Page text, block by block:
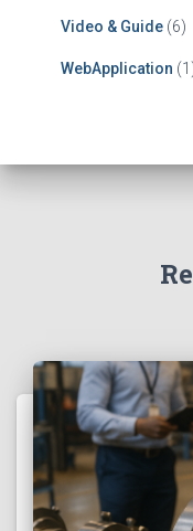
Video & Guide (6)
WebApplication